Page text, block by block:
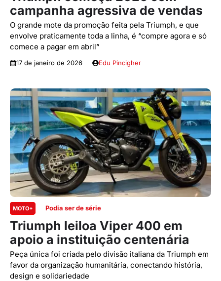
campanha agressiva de vendas
O grande mote da promoção feita pela Triumph, e que
envolve praticamente toda a linha, é “compre agora e só
comece a pagar em abril”
17 de janeiro de 2026 Edu Pincigher
MOTO+ Podia ser de série
Triumph leiloa Viper 400 em
apoio a instituição centenária
Peça única foi criada pelo divisão italiana da Triumph em
favor da organização humanitária, conectando história,
design e solidariedade